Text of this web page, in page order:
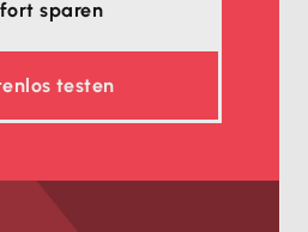
sparen
testen